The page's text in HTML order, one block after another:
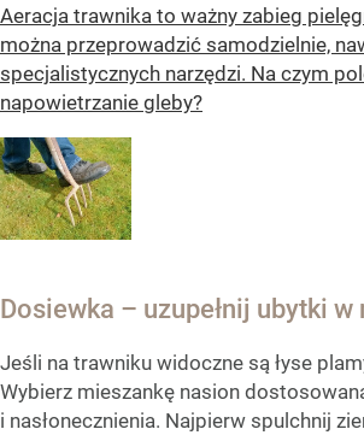
Aeracja trawnika to ważny zabieg
można przeprowadzić samodzielnie,
specjalistycznych narzędzi. Na czym
napowietrzanie gleby?
Dosiewka – uzupełnij ubytki w
Jeśli na trawniku widoczne są łyse
Wybierz mieszankę nasion
i nasłonecznienia. Najpierw spulchnij